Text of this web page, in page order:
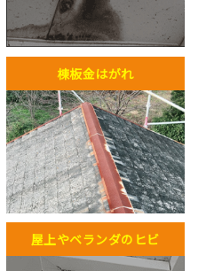
棟板金はがれ
屋上やベランダのヒビ